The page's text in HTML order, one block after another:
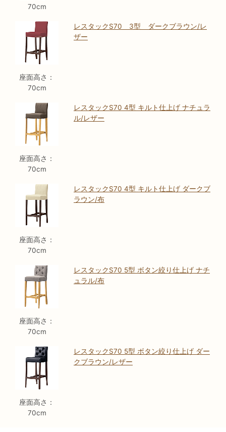
70cm
座面高さ：
70cm
レスタックS70 3型 ダークブラウン/レ
ザー
座面高さ：
70cm
レスタックS70 4型 キルト仕上げ ナチュラ
ル/レザー
座面高さ：
70cm
レスタックS70 4型 キルト仕上げ ダークブ
ラウン/布
座面高さ：
70cm
レスタックS70 5型 ボタン絞り仕上げ ナチ
ュラル/布
座面高さ：
70cm
レスタックS70 5型 ボタン絞り仕上げ ダー
クブラウン/レザー